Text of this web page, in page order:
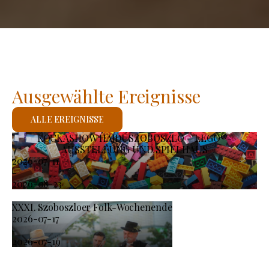
KOCKASHOW HAJDÚSZOBOSZLÓ – LEGO®-
AUSSTELLUNG UND SPIELHAUS
2026-07-11
-
2026-08-23
XXXI. Szoboszloer Folk-Wochenende
2026-07-17
-
2026-07-19
Ausgewählte Ereignisse
ALLE EREIGNISSE